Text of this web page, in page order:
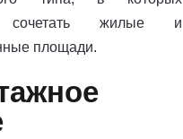
сочетать жилые и
площади.